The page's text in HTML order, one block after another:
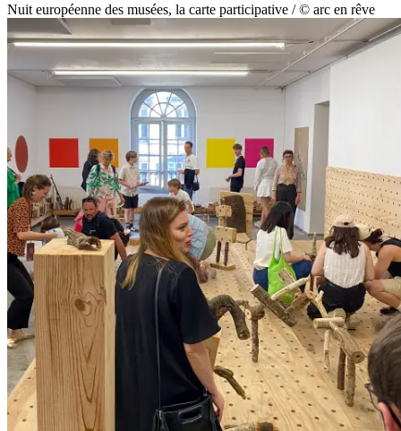
Nuit européenne des musées, la carte participative / © arc en rêve